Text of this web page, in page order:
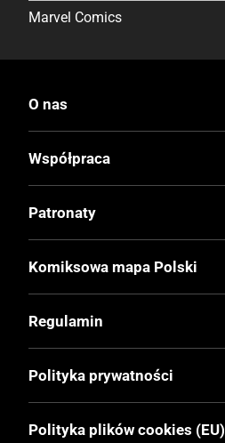
Marvel Comics
9.05.2018
Wydanie
I
Kolor
Oprawa
175x263 mm
O nas
Współpraca
Patronaty
Komiksowa mapa Polski
Regulamin
Polityka prywatności
Polityka plików cookies (EU)